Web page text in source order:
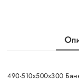
490-510х500х300